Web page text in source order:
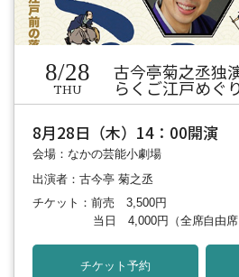
8/28
THU
古今亭菊之丞独
らくご江戸めぐ
8月28日（木）14：00開演
会場：なかの芸能小劇場
出演者：古今亭 菊之丞
チケット：前売 3,500円
当日 4,000円 （全席自由
チケット予約